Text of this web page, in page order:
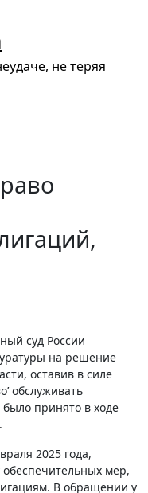
не теряя
на решение
оставив в силе
обслуживать
принято в ходе
2025 года,
обеспечительных мер,
В обращении у